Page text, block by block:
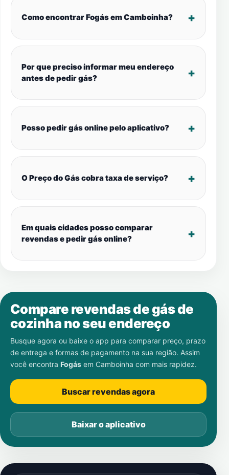
Como encontrar Fogás em Camboinha?
Por que preciso informar meu endereço
antes de pedir gás?
Posso pedir gás online pelo aplicativo?
O Preço do Gás cobra taxa de serviço?
Em quais cidades posso comparar
revendas e pedir gás online?
Compare revendas de gás de
cozinha no seu endereço
Busque agora ou baixe o app para comparar preço, prazo
de entrega e formas de pagamento na sua região. Assim
você encontra Fogás em Camboinha com mais rapidez.
Buscar revendas agora
Baixar o aplicativo